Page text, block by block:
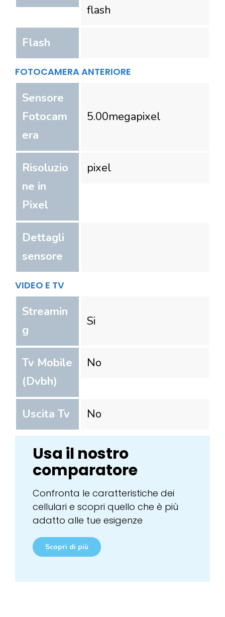
flash
Flash
FOTOCAMERA ANTERIORE
Sensore
Fotocam
era
5.00megapixel
Risoluzio
ne in
Pixel
pixel
Dettagli
sensore
VIDEO E TV
Streamin
g
Si
Tv Mobile
(Dvbh)
No
Uscita Tv No
Usa il nostro
comparatore
Confronta le caratteristiche dei
cellulari e scopri quello che è più
adatto alle tue esigenze
Scopri di più